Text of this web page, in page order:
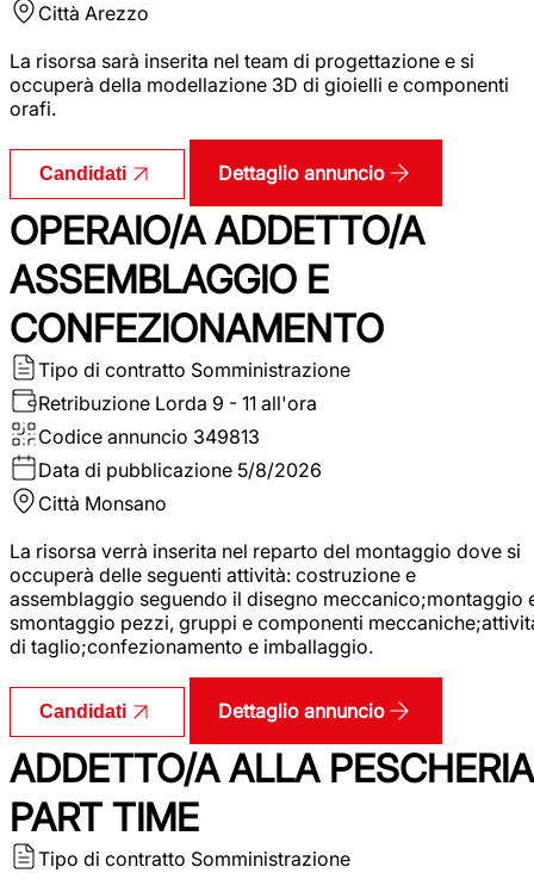
Città Arezzo
La risorsa sarà inserita nel team di progettazione e si
occuperà della modellazione 3D di gioielli e componenti
orafi.
Candidati Dettaglio annuncio
OPERAIO/A ADDETTO/A
ASSEMBLAGGIO E
CONFEZIONAMENTO
Tipo di contratto Somministrazione
Retribuzione Lorda 9 - 11 all'ora
Codice annuncio 349813
Data di pubblicazione 5/8/2026
Città Monsano
La risorsa verrà inserita nel reparto del montaggio dove si
occuperà delle seguenti attività: costruzione e
assemblaggio seguendo il disegno meccanico;montaggio
smontaggio pezzi, gruppi e componenti
di taglio;confezionamento e imballaggio.
Candidati Dettaglio annuncio
ADDETTO/A ALLA PESCHERIA
PART TIME
Tipo di contratto Somministrazione